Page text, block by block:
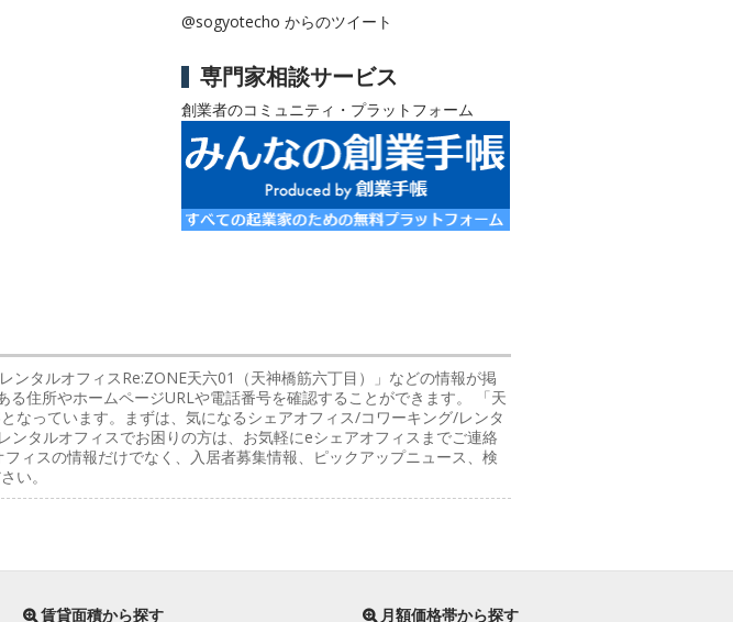
@sogyotecho からのツイート
専門家相談サービス
創業者のコミュニティ・プラットフォーム
ンタルオフィスRe:ZONE天六01（天神橋筋六丁目）」などの情報が掲
住所やホームページURLや電話番号を確認することができます。 「天
なっています。まずは、気になるシェアオフィス/コワーキング/レンタ
タルオフィスでお困りの方は、お気軽にeシェアオフィスまでご連絡
ィスの情報だけでなく、入居者募集情報、ピックアップニュース、検
い。
賃貸面積から探す 月額価格帯から探す